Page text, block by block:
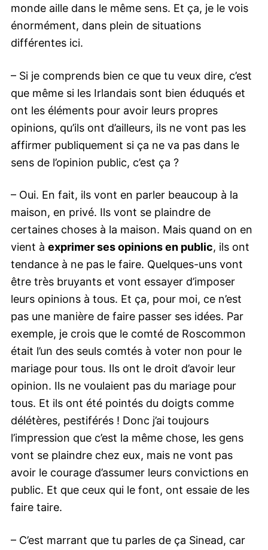
monde aille dans le même sens. Et ça, je le vois
énormément, dans plein de situations
différentes ici.
– Si je comprends bien ce que tu veux dire, c’est
que même si les Irlandais sont bien éduqués et
ont les éléments pour avoir leurs propres
opinions, qu’ils ont d’ailleurs, ils ne vont pas les
affirmer publiquement si ça ne va pas dans le
sens de l’opinion public, c’est ça ?
– Oui. En fait, ils vont en parler beaucoup à la
maison, en privé. Ils vont se plaindre de
certaines choses à la maison. Mais quand on en
vient à exprimer ses opinions en public, ils ont
tendance à ne pas le faire. Quelques-uns vont
être très bruyants et vont essayer d’imposer
leurs opinions à tous. Et ça, pour moi, ce n’est
pas une manière de faire passer ses idées. Par
exemple, je crois que le comté de Roscommon
était l’un des seuls comtés à voter non pour le
mariage pour tous. Ils ont le droit d’avoir leur
opinion. Ils ne voulaient pas du mariage pour
tous. Et ils ont été pointés du doigts comme
délétères, pestiférés ! Donc j’ai toujours
l’impression que c’est la même chose, les gens
vont se plaindre chez eux, mais ne vont pas
avoir le courage d’assumer leurs convictions en
public. Et que ceux qui le font, ont essaie de les
faire taire.
– C’est marrant que tu parles de ça Sinead, car